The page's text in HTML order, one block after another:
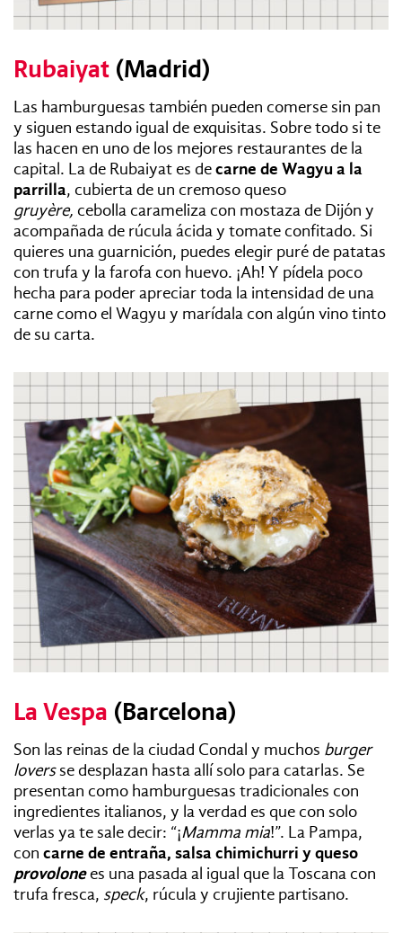
Rubaiyat (Madrid)
Las hamburguesas también pueden comerse sin pan
y siguen estando igual de exquisitas. Sobre todo si te
las hacen en uno de los mejores restaurantes de la
capital. La de Rubaiyat es decarne de Wagyu a la
parrilla, cubierta de un cremoso queso
gruyère, cebolla carameliza con mostaza de Dijón y
acompañada de rúcula ácida y tomate confitado. Si
quieres una guarnición, puedes elegir puré de patatas
con trufa y la farofa con huevo. ¡Ah! Y pídela poco
hecha para poder apreciar toda la intensidad de una
carne como el Wagyu y marídala con algún vino tinto
de su carta.
La Vespa (Barcelona)
Son las reinas de la ciudad Condal y muchos burger
loversse desplazan hasta allí solo para catarlas. Se
presentan como hamburguesas tradicionales con
ingredientes italianos, y la verdad es que con solo
verlas ya te sale decir: “¡Mamma mia!”. La Pampa,
con carne de entraña, salsa chimichurri y queso
provolonees una pasada al igual que la Toscana con
trufa fresca, speck, rúcula y crujiente partisano.